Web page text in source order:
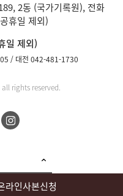
라인사본신청
2동 (국가기록원), 전화
휴일 제외)
일 제외)
대전 042-481-1730
rights reserved.